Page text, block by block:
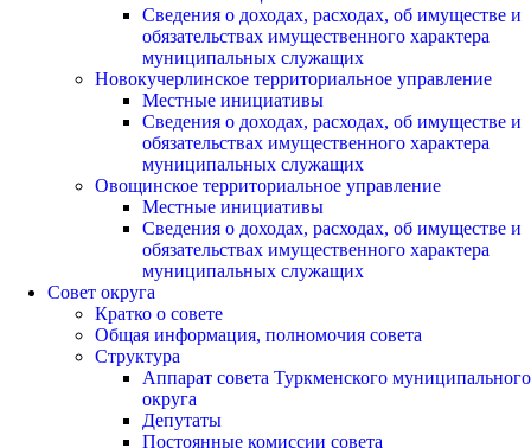
Сведения о доходах, расходах, об имуществе и
обязательствах имущественного характера
муниципальных служащих
Новокучерлинское территориальное управление
Местные инициативы
Сведения о доходах, расходах, об имуществе и
обязательствах имущественного характера
муниципальных служащих
Овощинское территориальное управление
Местные инициативы
Сведения о доходах, расходах, об имуществе и
обязательствах имущественного характера
муниципальных служащих
Совет округа
Кратко о совете
Общая информация, полномочия совета
Структура
Аппарат совета Туркменского муниципального
округа
Депутаты
Постоянные комиссии совета